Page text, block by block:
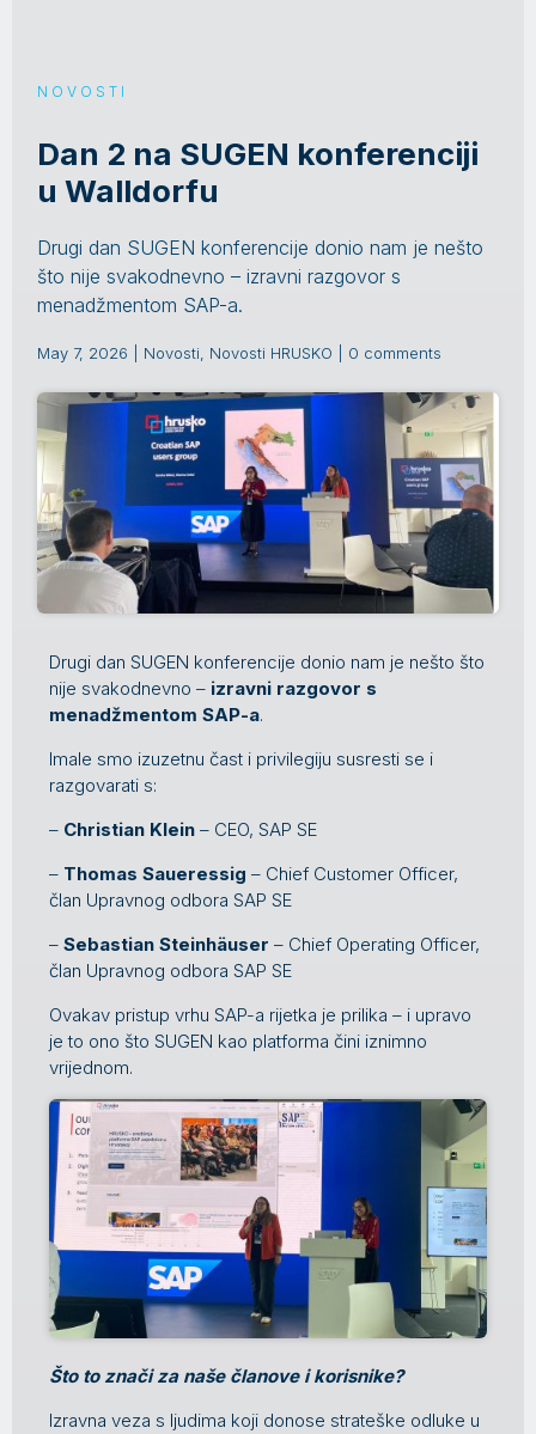
NOVOSTI
Dan 2 na SUGEN konferenciji
u Walldorfu
Drugi dan SUGEN konferencije donio nam je nešto
što nije svakodnevno – izravni razgovor s
menadžmentom SAP-a.
May 7, 2026 Novosti Novosti HRUSKO 0 comments
Drugi dan SUGEN konferencije donio nam je nešto što
nije svakodnevno – izravni razgovor s
menadžmentom SAP-a.
Imale smo izuzetnu čast i privilegiju susresti se i
razgovarati s:
– Christian Klein – CEO, SAP SE
– Thomas Saueressig – Chief Customer Officer,
član Upravnog odbora SAP SE
–Sebastian Steinhäuser – Chief Operating Officer,
član Upravnog odbora SAP SE
Ovakav pristup vrhu SAP-a rijetka je prilika – i upravo
je to ono što SUGEN kao platforma čini iznimno
vrijednom.
Što to znači za naše članove i korisnike?
Izravna veza s ljudima koji donose strateške odluke u